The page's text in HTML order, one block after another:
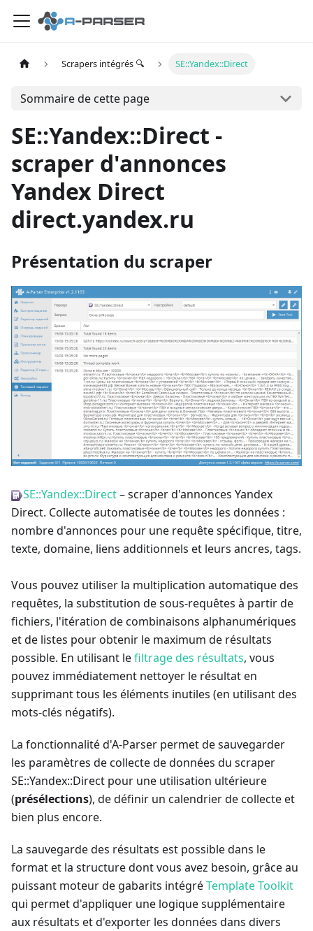
Scrapers intégrés 🔍 SE::Yandex::Direct
Sommaire de cette page
SE::Yandex::Direct -
scraper d'annonces
Yandex Direct
direct.yandex.ru
Présentation du scraper
SE::Yandex::Direct– scraper d'annonces Yandex
Direct. Collecte automatisée de toutes les données :
nombre d'annonces pour une requête spécifique, titre,
texte, domaine, liens additionnels et leurs ancres, tags.
Vous pouvez utiliser la multiplication automatique des
requêtes, la substitution de sous-requêtes à partir de
fichiers, l'itération de combinaisons alphanumériques
et de listes pour obtenir le maximum de résultats
possible. En utilisant lefiltrage des résultats, vous
pouvez immédiatement nettoyer le résultat en
supprimant tous les éléments inutiles (en utilisant des
mots-clés négatifs).
La fonctionnalité d'A-Parser permet de sauvegarder
les paramètres de collecte de données du scraper
SE::Yandex::Direct pour une utilisation ultérieure
(présélections), de définir un calendrier de collecte et
bien plus encore.
La sauvegarde des résultats est possible dans le
format et la structure dont vous avez besoin, grâce au
puissant moteur de gabarits intégréTemplate Toolkit
qui permet d'appliquer une logique supplémentaire
aux résultats et d'exporter les données dans divers